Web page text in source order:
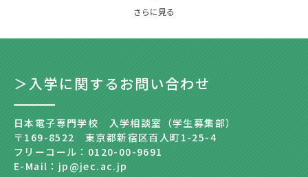
＞入学に関するお問い合わせ
日本電子専門学校 入学相談室（学生募集部）
〒169-8522 東京都新宿区百人町1-25-4
フリーコール：0120-00-9691
E-Mail：jp@jec.ac.jp